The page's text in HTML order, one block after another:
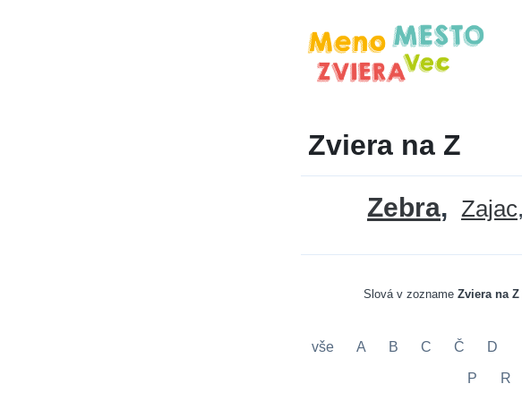
Zviera na Z
Zebra Zajac
Slová v zozname Zviera na Z
vše A B C Č D
P R